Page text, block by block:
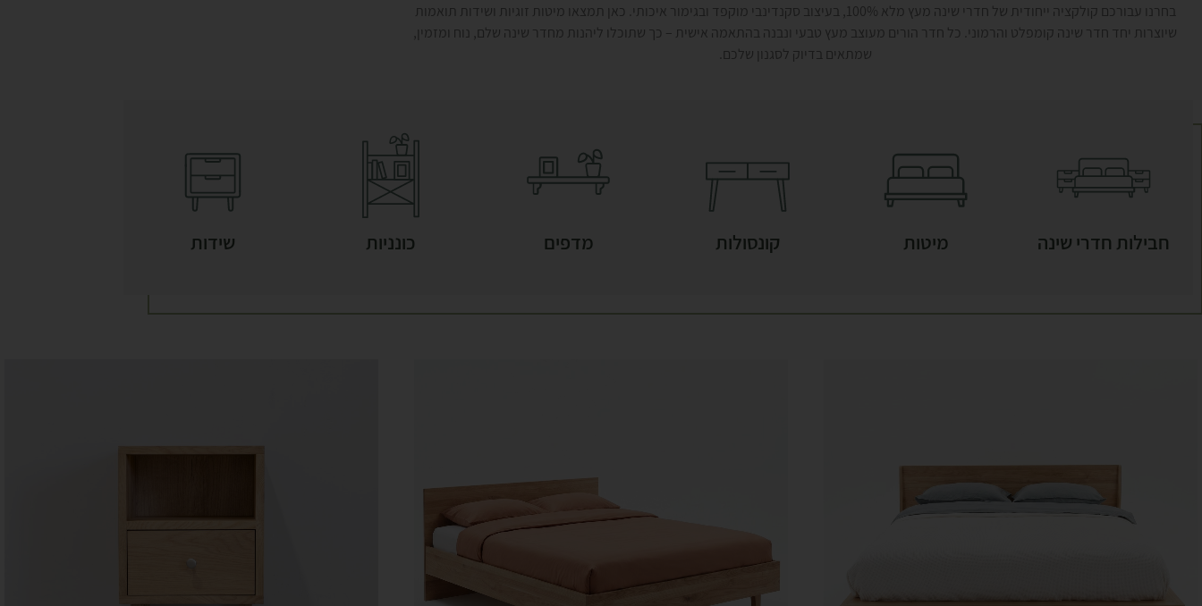
בחרנו עבורכם קולקציה ייחודית של חדרי שינה מעץ מלא 100%, בעיצוב סקנדינבי מוקפד ובגימור איכותי. כאן תמצאו מיטות זוגיות ושידות תואמות
שיוצרות יחד חדר שינה קומפלט והרמוני. כל חדר הורים מעוצב מעץ טבעי ונבנה בהתאמה אישית – כך שתוכלו ליהנות מחדר שינה שלם, נוח ומזמין,
שמתאים בדיוק לסגנון שלכם.
חבילות חדרי שינה מיטות קונסולות מדפים כונניות שידות